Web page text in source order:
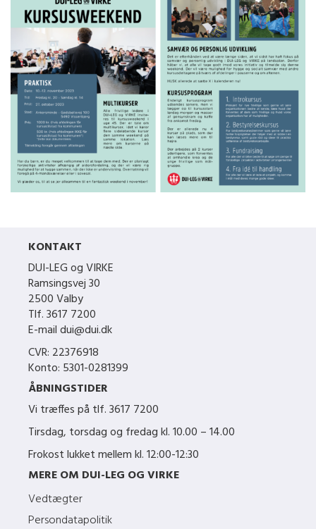
KONTAKT
DUI-LEG og VIRKE
Ramsingsvej 30
2500 Valby
Tlf. 3617 7200
E-mail dui@dui.dk
CVR: 22376918
Konto: 5301-0281399
ÅBNINGSTIDER
Vi træffes på tlf.3617 7200
Tirsdag, torsdag og fredag kl. 10.00 – 14.00
Frokost lukket mellem kl. 12:00-12:30
MERE OM DUI-LEG OG VIRKE
Vedtægter
Persondatapolitik